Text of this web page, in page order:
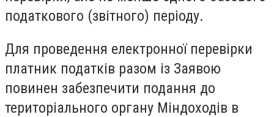
податкового (звітного) періоду.
Для проведення електронної перевірки
платник податків разом із Заявою
повинен забезпечити подання до
територіального органу Міндоходів в